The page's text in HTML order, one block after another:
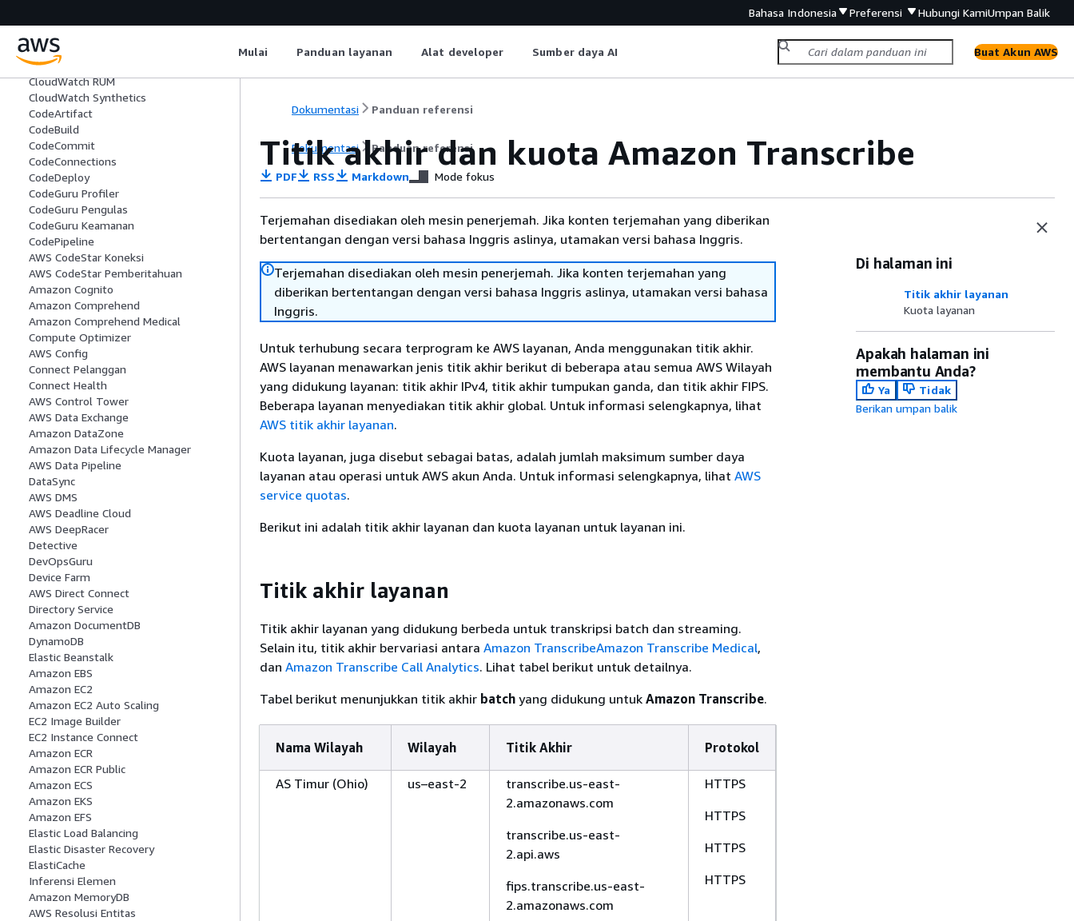
Bahasa Indonesia Preferensi Hubungi KamiUmpan Balik
Mulai Panduan layanan Alat developer Sumber daya AI Buat Akun AWS
CloudWatch OAM
CloudWatch Admin Observabilitas
CloudWatch RUM
CloudWatch Synthetics
CodeArtifact
CodeBuild
CodeCommit
CodeConnections
CodeDeploy
CodeGuru Profiler
CodeGuru Pengulas
CodeGuru Keamanan
CodePipeline
AWS CodeStar Koneksi
AWS CodeStar Pemberitahuan
Amazon Cognito
Amazon Comprehend
Amazon Comprehend Medical
Compute Optimizer
AWS Config
Connect Pelanggan
Connect Health
AWS Control Tower
AWS Data Exchange
Amazon DataZone
Amazon Data Lifecycle Manager
AWS Data Pipeline
DataSync
AWS DMS
AWS Deadline Cloud
AWS DeepRacer
Detective
DevOpsGuru
Device Farm
AWS Direct Connect
Directory Service
Amazon DocumentDB
DynamoDB
Elastic Beanstalk
Amazon EBS
Amazon EC2
Amazon EC2 Auto Scaling
EC2 Image Builder
EC2 Instance Connect
Amazon ECR
Amazon ECR Public
Amazon ECS
Amazon EKS
Amazon EFS
Elastic Load Balancing
Elastic Disaster Recovery
ElastiCache
Inferensi Elemen
Amazon MemoryDB
AWS Resolusi Entitas
Dokumentasi Panduan referensi
Dokumentasi Panduan referensi
Titik akhir dan kuota Amazon Transcribe
PDF RSS Markdown Mode fokus
Terjemahan disediakan oleh mesin penerjemah. Jika konten terjemahan yang diberikan
bertentangan dengan versi bahasa Inggris aslinya, utamakan versi bahasa Inggris.
Terjemahan disediakan oleh mesin penerjemah. Jika konten terjemahan yang
diberikan bertentangan dengan versi bahasa Inggris aslinya, utamakan versi bahasa
Inggris.
Untuk terhubung secara terprogram ke AWS layanan, Anda menggunakan titik akhir.
AWS layanan menawarkan jenis titik akhir berikut di beberapa atau semua AWS Wilayah
yang didukung layanan: titik akhir IPv4, titik akhir tumpukan ganda, dan titik akhir FIPS.
Beberapa layanan menyediakan titik akhir global. Untuk informasi selengkapnya, lihat
AWS titik akhir layanan.
Kuota layanan, juga disebut sebagai batas, adalah jumlah maksimum sumber daya
layanan atau operasi untuk AWS akun Anda. Untuk informasi selengkapnya, lihat AWS
service quotas.
Berikut ini adalah titik akhir layanan dan kuota layanan untuk layanan ini.
Titik akhir layanan
Titik akhir layanan yang didukung berbeda untuk transkripsi batch dan streaming.
Selain itu, titik akhir bervariasi antara Amazon TranscribeAmazon Transcribe Medical,
dan Amazon Transcribe Call Analytics. Lihat tabel berikut untuk detailnya.
Tabel berikut menunjukkan titik akhir batch yang didukung untuk Amazon Transcribe.
Nama Wilayah Wilayah Titik Akhir Protokol
AS Timur (Ohio) us–east-2
transcribe.us-east-
2.amazonaws.com
transcribe.us-east-
2.api.aws
fips.transcribe.us-east-
2.amazonaws.com
HTTPS
HTTPS
HTTPS
HTTPS
Di halaman ini
Titik akhir layanan
Kuota layanan
Apakah halaman ini
membantu Anda?
Ya
Tidak
Berikan umpan balik